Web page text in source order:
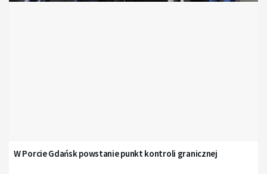
W Porcie Gdańsk powstanie punkt kontroli granicznej